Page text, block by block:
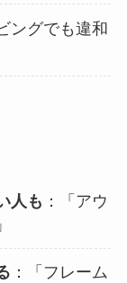
ングでも違和
人も ：「アウ
：「フレーム